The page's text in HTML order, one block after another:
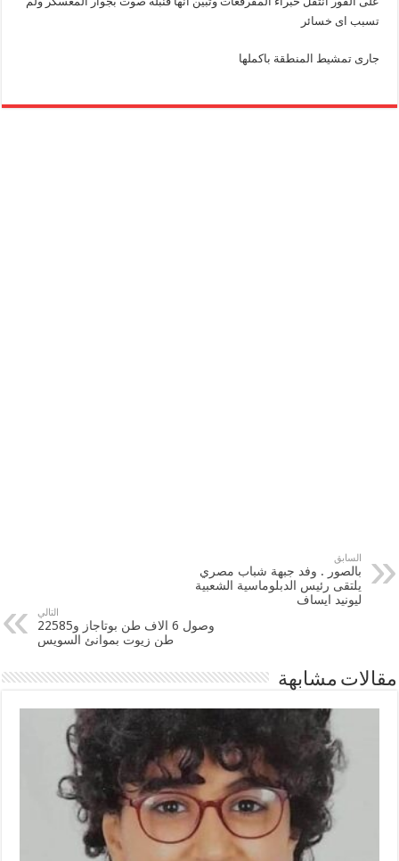
تسبب اى خسائر
جارى تمشيط المنطقة باكملها
السابق
بالصور . وفد جبهة شباب مصري
يلتقى رئيس الدبلوماسية الشعبية
ليونيد ايساف
التالي
وصول 6 الاف طن بوتاجاز و22585
طن زيوت بموانئ السويس
مقالات مشابهة